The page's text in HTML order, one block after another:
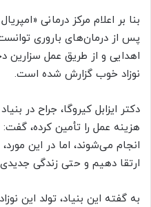
بنا بر اعلام مرکز درمانی
پس از درمان‌های باروری
اهدایی و از طریق عمل سزارین
نوزاد خوب گزارش شده است.
دکتر ایزابل کیروگا، جراح در
هزینه عمل را تأمین کرده،
انجام می‌شوند، اما در این
ارتقا دهیم و حتی زندگی